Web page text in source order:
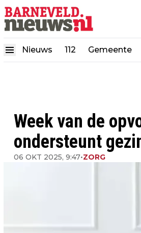
Nieuws 112 Gemeente
Week van de
ondersteunt
06 OKT 2025, 9:47•ZORG